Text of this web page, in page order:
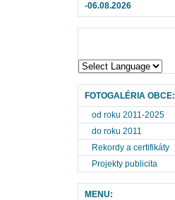
-06.08.2026
FOTOGALÉRIA OBCE:
od roku 2011-2025
do roku 2011
Rekordy a certifikáty
Projekty publicita
MENU: